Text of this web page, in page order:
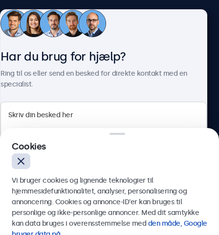
Kundeservice
Herstedøstervej 27-29, unit A, 2620 Albertslund, Danmark
Dansk
Har du brug for hjælp?
Ring til os eller send en besked for direkte kontakt med en
specialist.
Send
Eller ring til os på
Cookies
Vi bruger cookies og lignende teknologier til
hjemmesidefunktionalitet, analyser, personalisering og
annoncering. Cookies og annonce-ID’er kan bruges til
personlige og ikke-personlige annoncer. Med dit samtykke
kan data bruges i overensstemmelse med den måde, Google